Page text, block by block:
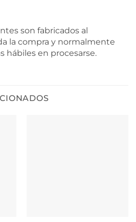
son fabricados al
la compra y normalmente
hábiles en procesarse.